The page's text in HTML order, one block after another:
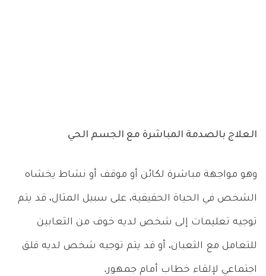
العلاج بالصدمة المباشرة مع الجسم الحي
وهو مواجهة مباشرة لكائن أو موقف أو نشاط يخشاه
الشخص في الحياة الحقيقية، على سبيل المثال، قد يتم
توجيه تعليمات إلى شخص لديه خوف من الثعابين
للتعامل مع الثعبان، أو قد يتم توجيه شخص لديه قلق
اجتماعي لإلقاء خطاب أمام جمهور.